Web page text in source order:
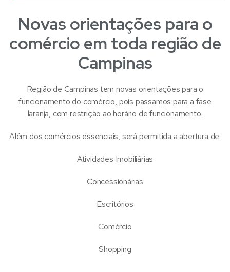
Novas orientações para o
comércio em toda região de
Campinas
Região de Campinas tem novas orientações para o
funcionamento do comércio, pois passamos para a fase
laranja, com restrição ao horário de funcionamento.
Além dos comércios essenciais, será permitida a abertura de:
Atividades Imobiliárias
Concessionárias
Escritórios
Comércio
Shopping